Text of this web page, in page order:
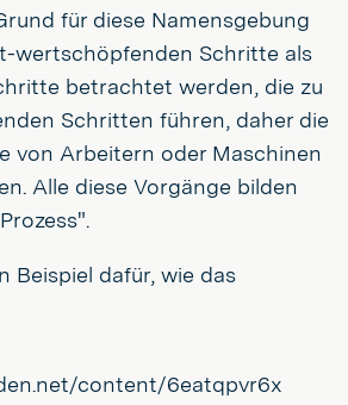
für diese Namensgebung
wertschöpfenden Schritte als
betrachtet werden, die zu
Schritten führen, daher die
von Arbeitern oder Maschinen
Alle diese Vorgänge bilden
Beispiel dafür, wie das